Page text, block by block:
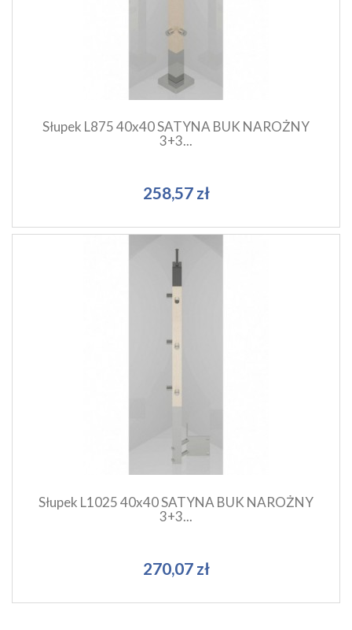
Słupek L875 40x40 SATYNA BUK NAROŻNY
3+3...
258,57 zł
Szybki podgląd produktu
Słupek L1025 40x40 SATYNA BUK NAROŻNY
3+3...
270,07 zł